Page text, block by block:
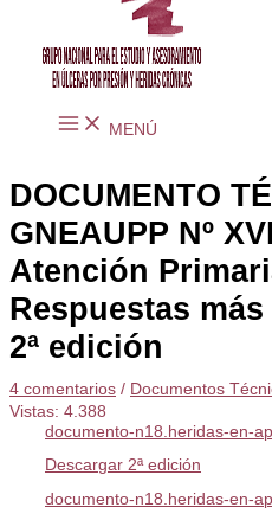
MENÚ
DOCUMENTO
GNEAUPP Nº
Atención
Respuestas
2ª edición
4 comentarios / Documentos
Vistas: 4.388
documento-n18.heridas-en-
Descargar 2ª edición
documento-n18.heridas-en-ap